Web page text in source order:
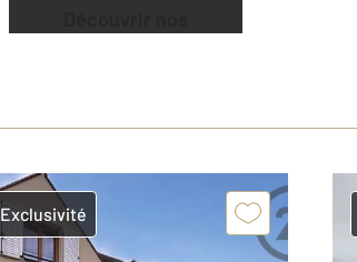
Exclusivité